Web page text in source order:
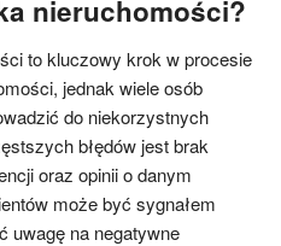
nieruchomości?
to kluczowy krok w procesie
jednak wiele osób
do niekorzystnych
błędów jest brak
oraz opinii o danym
może być sygnałem
uwagę na negatywne